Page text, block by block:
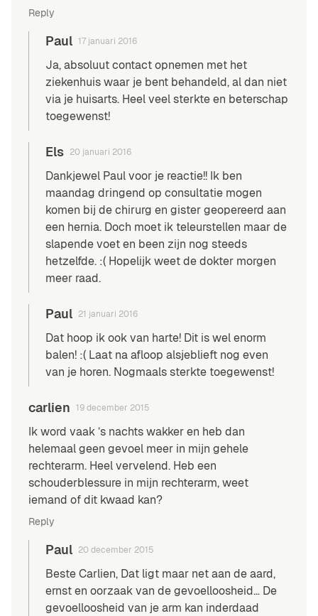
Reply
Paul 17 januari 2016
Ja, absoluut contact opnemen met het
ziekenhuis waar je bent behandeld, al dan niet
via je huisarts. Heel veel sterkte en beterschap
toegewenst!
Els 20 januari 2016
Dankjewel Paul voor je reactie!! Ik ben
maandag dringend op consultatie mogen
komen bij de chirurg en gister geopereerd aan
een hernia. Doch moet ik teleurstellen maar de
slapende voet en been zijn nog steeds
hetzelfde. :( Hopelijk weet de dokter morgen
meer raad.
Paul 21 januari 2016
Dat hoop ik ook van harte! Dit is wel enorm
balen! :( Laat na afloop alsjeblieft nog even
van je horen. Nogmaals sterkte toegewenst!
carlien 19 december 2015
Ik word vaak ’s nachts wakker en heb dan
helemaal geen gevoel meer in mijn gehele
rechterarm. Heel vervelend. Heb een
schouderblessure in mijn rechterarm, weet
iemand of dit kwaad kan?
Reply
Paul 20 december 2015
Beste Carlien, Dat ligt maar net aan de aard,
ernst en oorzaak van de gevoelloosheid… De
gevoelloosheid van je arm kan inderdaad